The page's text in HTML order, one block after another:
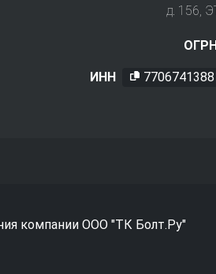
д. 156,
ИНН 7706741388
компании ООО "ТК Болт.Ру"